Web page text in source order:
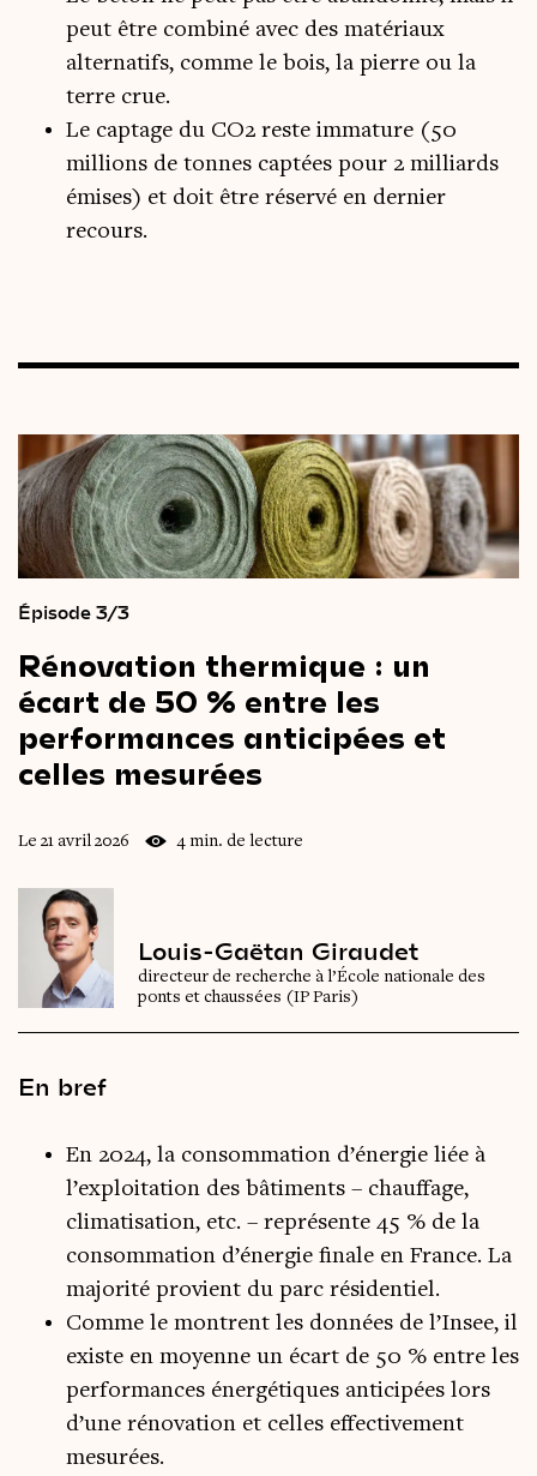
peut être combiné avec des matériaux
alternatifs, comme le bois, la pierre ou la
terre crue.
Le captage du CO2 reste immature (50
millions de tonnes captées pour 2 milliards
émises) et doit être réservé en dernier
recours.
Épisode 3/3
Rénovation thermique : un
écart de 50 % entre les
performances anticipées et
celles mesurées
Le 21 avril 2026 4 min. de lecture
Louis-Gaëtan Giraudet
directeur de recherche à l’École nationale des
ponts et chaussées (IP Paris)
En bref
En 2024, la consommation d’énergie liée à
l’exploitation des bâtiments – chauffage,
climatisation, etc. – représente 45 % de la
consommation d’énergie finale en France. La
majorité provient du parc résidentiel.
Comme le montrent les données de l’Insee, il
existe en moyenne un écart de 50 % entre les
performances énergétiques anticipées lors
d’une rénovation et celles effectivement
mesurées.